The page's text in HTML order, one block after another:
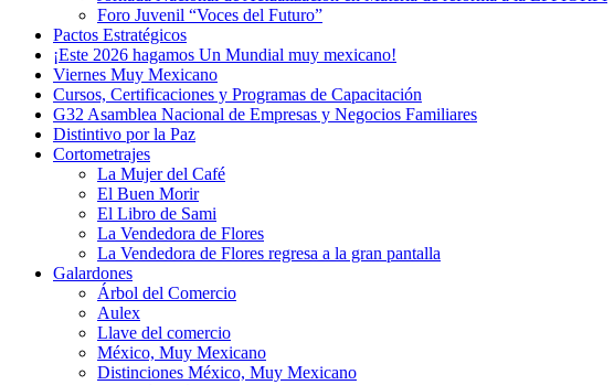
Foro Juvenil “Voces del Futuro”
Pactos Estratégicos
¡Este 2026 hagamos Un Mundial muy mexicano!
Viernes Muy Mexicano
Cursos, Certificaciones y Programas de Capacitación
G32 Asamblea Nacional de Empresas y Negocios Familiares
Distintivo por la Paz
Cortometrajes
La Mujer del Café
El Buen Morir
El Libro de Sami
La Vendedora de Flores
La Vendedora de Flores regresa a la gran pantalla
Galardones
Árbol del Comercio
Aulex
Llave del comercio
México, Muy Mexicano
Distinciones México, Muy Mexicano